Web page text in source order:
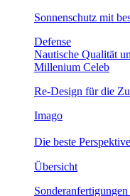
Sonnenschutz mit
Defense
Nautische Qualität
Millenium Celeb
Re-Design für die
Imago
Die beste
Übersicht